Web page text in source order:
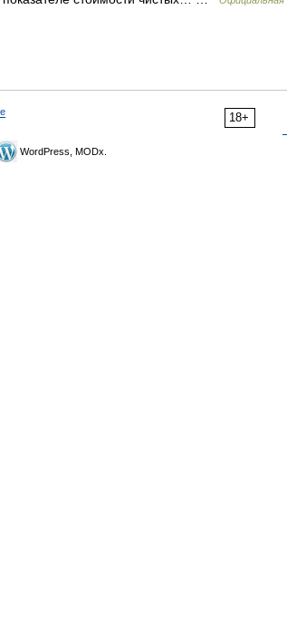
18+
WordPress, MODx.